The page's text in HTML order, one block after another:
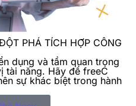
PHÁ TÍCH HỢP CÔNG
dụng và tầm quan trọng
tài năng. Hãy để freeC
sự khác biệt trong hành